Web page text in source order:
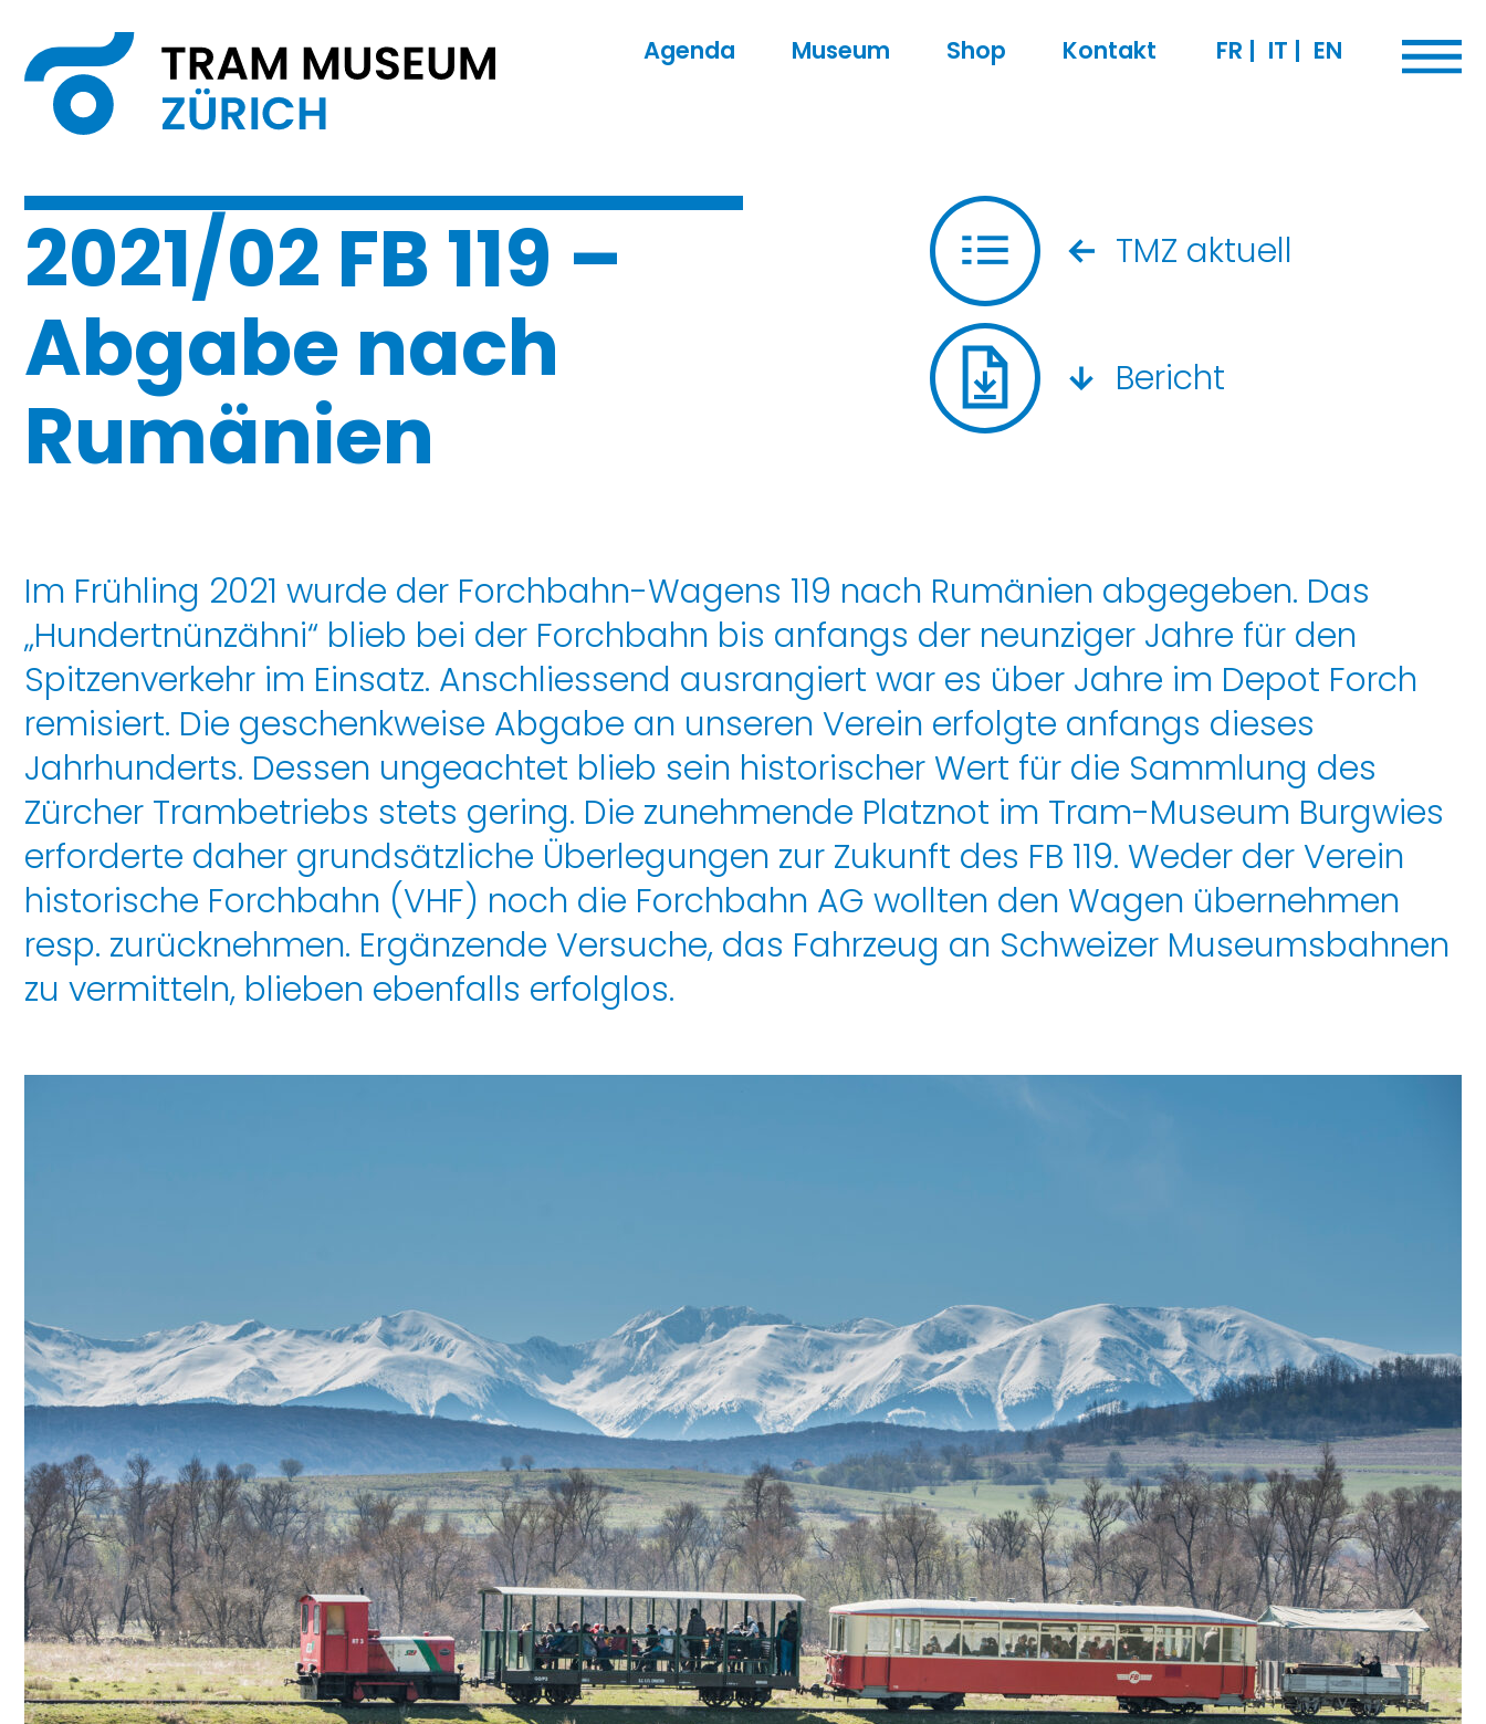
Agenda Museum Shop Kontakt FR | IT | EN
2021/02 FB 119 –
Abgabe nach
Rumänien
TMZ aktuell
Bericht
Im Frühling 2021 wurde der Forchbahn-Wagens 119 nach Rumänien abgegeben. Das
„Hundertnünzähni“ blieb bei der Forchbahn bis anfangs der neunziger Jahre für den
Spitzenverkehr im Einsatz. Anschliessend ausrangiert war es über Jahre im Depot Forch
remisiert. Die geschenkweise Abgabe an unseren Verein erfolgte anfangs dieses
Jahrhunderts. Dessen ungeachtet blieb sein historischer Wert für die Sammlung des
Zürcher Trambetriebs stets gering. Die zunehmende Platznot im Tram-Museum Burgwies
erforderte daher grundsätzliche Überlegungen zur Zukunft des FB 119. Weder der Verein
historische Forchbahn (VHF) noch die Forchbahn AG wollten den Wagen übernehmen
resp. zurücknehmen. Ergänzende Versuche, das Fahrzeug an Schweizer Museumsbahnen
zu vermitteln, blieben ebenfalls erfolglos.